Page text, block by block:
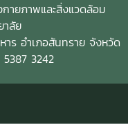
ายภาพและสิ่งแวดล้อม
าลัย
ร อำเภอสันทราย จังหวัด
3242